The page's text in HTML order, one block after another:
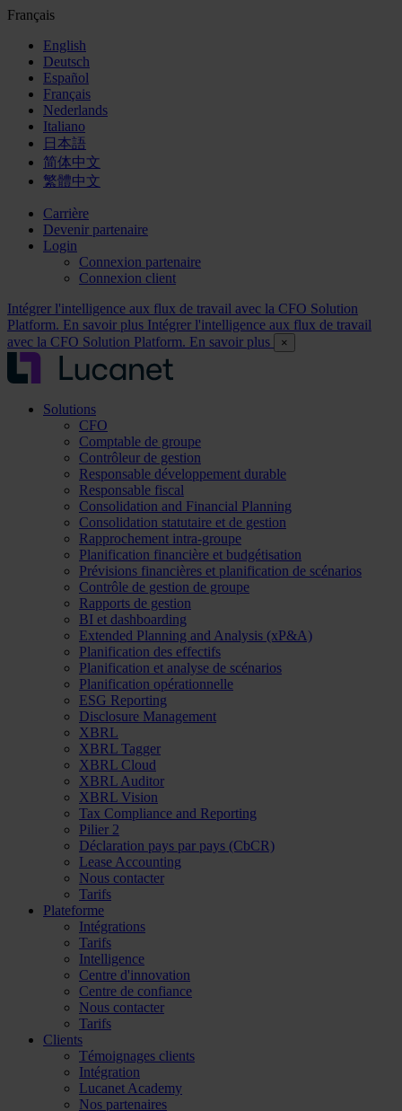
Français
English
Deutsch
Español
Français
Nederlands
Italiano
日本語
简体中文
繁體中文
Carrière
Devenir partenaire
Login
Connexion partenaire
Connexion client
Intégrer l'intelligence aux flux de travail avec la CFO Solution
Platform. En savoir plus Intégrer l'intelligence aux flux de travail
avec la CFO Solution Platform. En savoir plus
×
Solutions
CFO
Comptable de groupe
Contrôleur de gestion
Responsable développement durable
Responsable fiscal
Consolidation and Financial Planning
Consolidation statutaire et de gestion
Rapprochement intra-groupe
Planification financière et budgétisation
Prévisions financières et planification de scénarios
Contrôle de gestion de groupe
Rapports de gestion
BI et dashboarding
Extended Planning and Analysis (xP&A)
Planification des effectifs
Planification et analyse de scénarios
Planification opérationnelle
ESG Reporting
Disclosure Management
XBRL
XBRL Tagger
XBRL Cloud
XBRL Auditor
XBRL Vision
Tax Compliance and Reporting
Pilier 2
Déclaration pays par pays (CbCR)
Lease Accounting
Nous contacter
Tarifs
Plateforme
Intégrations
Tarifs
Intelligence
Centre d'innovation
Centre de confiance
Nous contacter
Tarifs
Clients
Témoignages clients
Intégration
Lucanet Academy
Nos partenaires